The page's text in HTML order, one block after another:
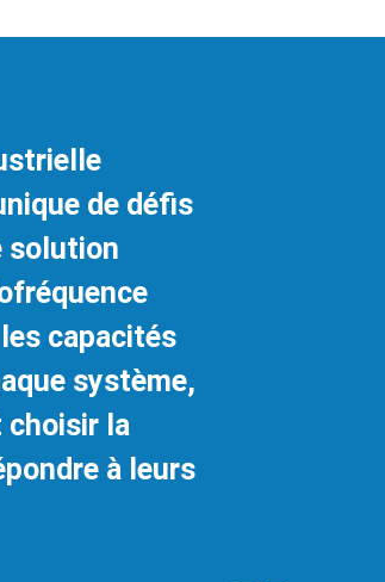
de défis
solution
capacités
système,
choisir la
à leurs